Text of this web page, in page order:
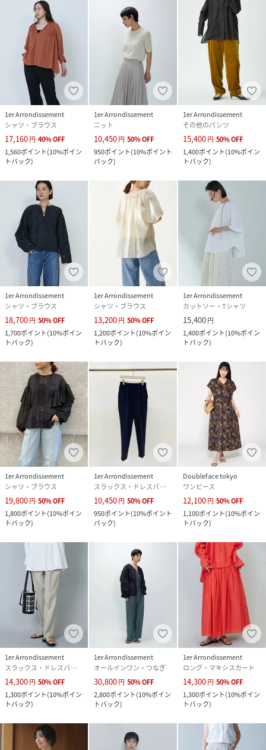
1er Arrondissement
シャツ・ブラウス
17,160円 40%OFF
1,560ポイント(10%ポイン
トバック)
1er Arrondissement
ニット
10,450円 50%OFF
950ポイント(10%ポイント
バック)
1er Arrondissement
その他のパンツ
15,400円 50%OFF
1,400ポイント(10%ポイン
トバック)
1er Arrondissement
シャツ・ブラウス
18,700円 50%OFF
1,700ポイント(10%ポイン
トバック)
1er Arrondissement
シャツ・ブラウス
13,200円 50%OFF
1,200ポイント(10%ポイン
トバック)
1er Arrondissement
カットソー・Tシャツ
15,400円
1,400ポイント(10%ポイン
トバック)
1er Arrondissement
シャツ・ブラウス
19,800円 50%OFF
1,800ポイント(10%ポイン
トバック)
1er Arrondissement
スラックス・ドレスパンツ
10,450円 50%OFF
950ポイント(10%ポイント
バック)
Doubleface tokyo
ワンピース
12,100円 50%OFF
1,100ポイント(10%ポイン
トバック)
1er Arrondissement
スラックス・ドレスパンツ
14,300円 50%OFF
1,300ポイント(10%ポイン
トバック)
1er Arrondissement
オールインワン・つなぎ
30,800円 50%OFF
2,800ポイント(10%ポイン
トバック)
1er Arrondissement
ロング・マキシスカート
14,300円 50%OFF
1,300ポイント(10%ポイン
トバック)